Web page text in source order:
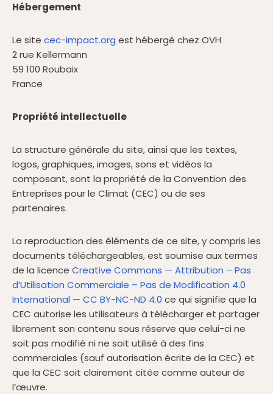
Hébergement
Le site cec-impact.org est hébergé chez OVH
2 rue Kellermann
59 100 Roubaix
France
‍Propriété intellectuelle
La structure générale du site, ainsi que les textes,
logos, graphiques, images, sons et vidéos la
composant, sont la propriété de la Convention des
Entreprises pour le Climat (CEC) ou de ses
partenaires.
La reproduction des éléments de ce site, y compris les
documents téléchargeables, est soumise aux termes
de la licence Creative Commons — Attribution – Pas
d’Utilisation Commerciale – Pas de Modification 4.0
International — CC BY-NC-ND 4.0 ce qui signifie que la
CEC autorise les utilisateurs à télécharger et partager
librement son contenu sous réserve que celui-ci ne
soit pas modifié ni ne soit utilisé à des fins
commerciales (sauf autorisation écrite de la CEC) et
que la CEC soit clairement citée comme auteur de
l’œuvre.